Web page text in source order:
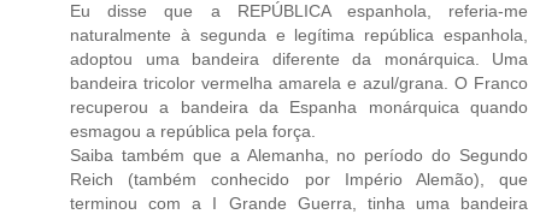
Eu disse que a REPÚBLICA espanhola, referia-me
naturalmente à segunda e legítima república espanhola,
adoptou uma bandeira diferente da monárquica. Uma
bandeira tricolor vermelha amarela e azul/grana. O Franco
recuperou a bandeira da Espanha monárquica quando
esmagou a república pela força.
Saiba também que a Alemanha, no período do Segundo
Reich (também conhecido por Império Alemão), que
terminou com a I Grande Guerra, tinha uma bandeira